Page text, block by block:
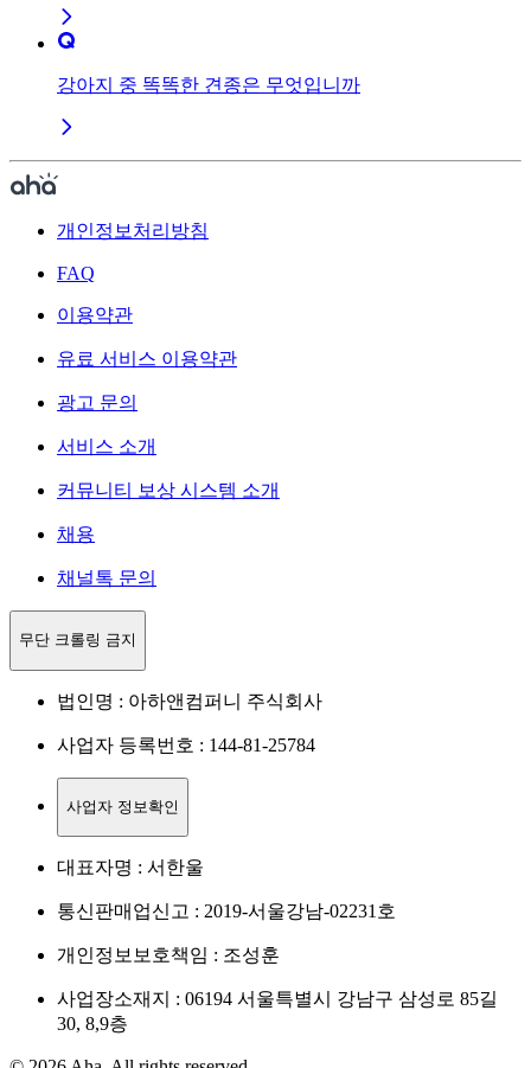
강아지 중 똑똑한 견종은 무엇입니까
개인정보처리방침
FAQ
이용약관
유료 서비스 이용약관
광고 문의
서비스 소개
커뮤니티 보상 시스템 소개
채용
채널톡 문의
무단 크롤링 금지
법인명 : 아하앤컴퍼니 주식회사
사업자 등록번호 : 144-81-25784
사업자 정보확인
대표자명 : 서한울
통신판매업신고 : 2019-서울강남-02231호
개인정보보호책임 : 조성훈
사업장소재지 : 06194 서울특별시 강남구 삼성로 85길
30, 8,9층